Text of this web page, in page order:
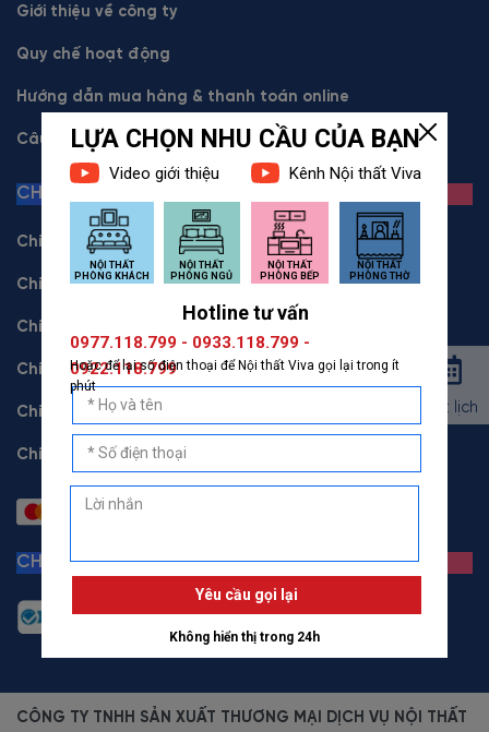
Giới thiệu về công ty
Quy chế hoạt động
Hướng dẫn mua hàng & thanh toán online
Câu hỏi thường gặp
CHÍNH SÁCH
Chính sách bảo hành
Chính sách đổi trả
Chính sách bảo mật
Chính sách trả góp
Chính sách giao hàng & lắp đặt
Chính sách thu thập & xử lý dữ liệu
CHỨNG NHẬN
CÔNG TY TNHH SẢN XUẤT THƯƠNG MẠI DỊCH VỤ NỘI THẤT
Đặt lịch